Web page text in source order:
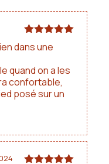
n'importe quel
sans
sans réfléchir
tout.
différence de
réel.
5
dans une
quand on a les
confortable,
posé sur un